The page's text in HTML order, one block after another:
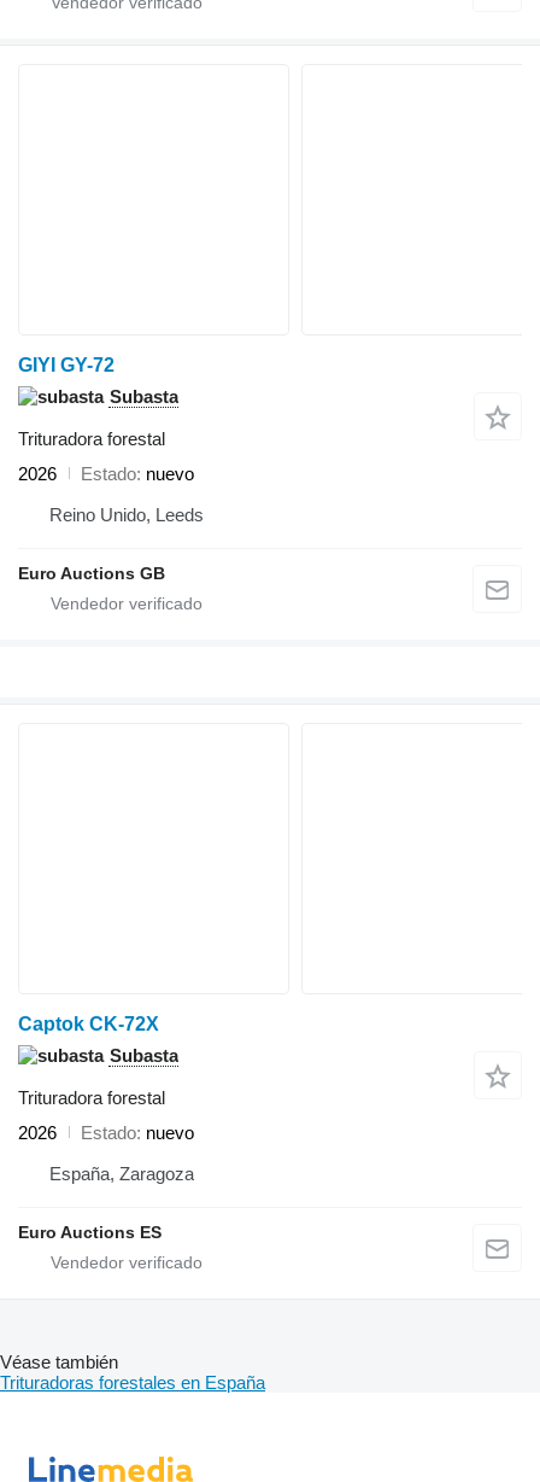
GIYI GY-72
Subasta
Trituradora forestal
2026
Estado nuevo
Reino Unido, Leeds
Euro Auctions GB
Captok CK-72X
Subasta
Trituradora forestal
2026
Estado nuevo
España, Zaragoza
Euro Auctions ES
Véase también
Trituradoras forestales en España